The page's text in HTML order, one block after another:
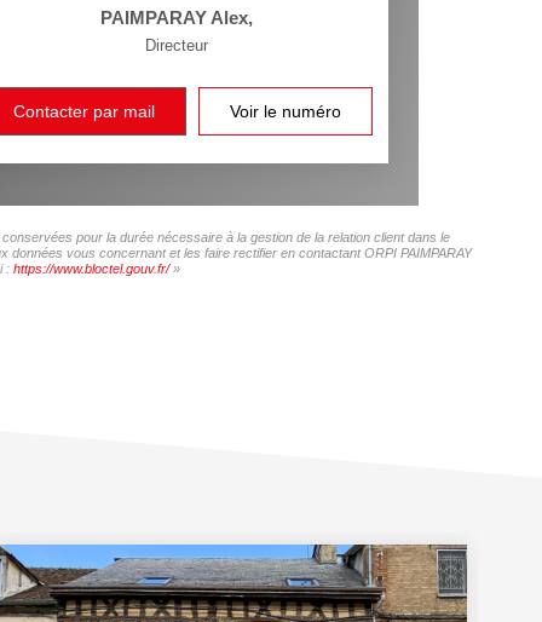
PAIMPARAY Alex,
Directeur
Contacter par mail Voir le numéro
pour la durée nécessaire à la gestion de la relation client dans le
vous concernant et les faire rectifier en contactant ORPI PAIMPARAY
: https://www.bloctel.gouv.fr/»